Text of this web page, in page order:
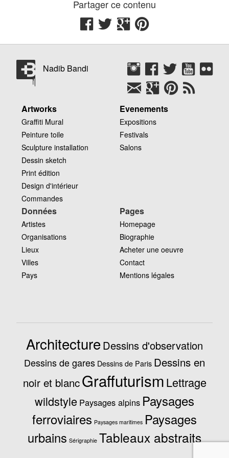
Partager ce contenu
Nadib Bandi
Artworks
Graffiti Mural
Peinture toile
Sculpture installation
Dessin sketch
Print édition
Design d'intérieur
Commandes
Evenements
Expositions
Festivals
Salons
Données
Artistes
Organisations
Lieux
Villes
Pays
Pages
Homepage
Biographie
Acheter une oeuvre
Contact
Mentions légales
ArchitectureDessins d'observation
Dessins de gares Dessins de Paris Dessins en
noir et blancGraffuturismLettrage
wildstyle Paysages alpins Paysages
ferroviaires Paysages maritimes Paysages
urbains Sérigraphie Tableaux abstraits